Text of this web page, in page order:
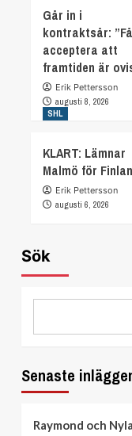
Går in i
kontraktsår:
acceptera att
framtiden är
Erik Pettersson
augusti 8, 2026
SHL
KLART: Lämnar
Malmö för
Erik Pettersson
augusti 6, 2026
Sök
Senaste
Raymond och